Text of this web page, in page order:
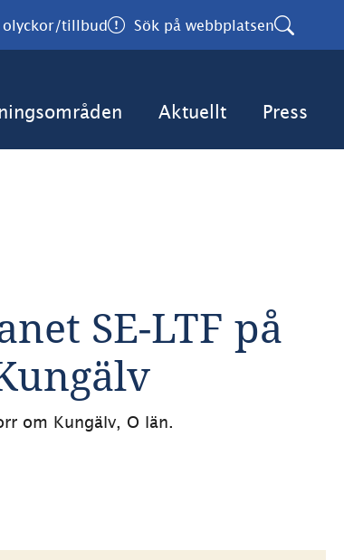
olyckor/tillbud Sök på webbplatsen
Aktuellt Press
SE-LTF på
om Kungälv, O län.